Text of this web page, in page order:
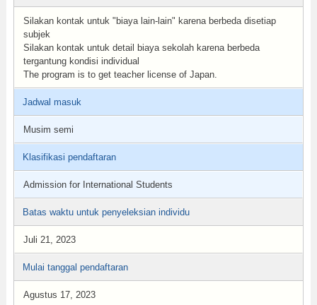
Silakan kontak untuk "biaya lain-lain" karena berbeda disetiap
subjek
Silakan kontak untuk detail biaya sekolah karena berbeda
tergantung kondisi individual
The program is to get teacher license of Japan.
Jadwal masuk
Musim semi
Klasifikasi pendaftaran
Admission for International Students
Batas waktu untuk penyeleksian individu
Juli 21, 2023
Mulai tanggal pendaftaran
Agustus 17, 2023